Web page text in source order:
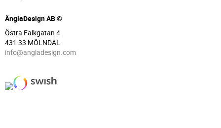
ÄnglaDesign AB ©
Östra Falkgatan 4
431 33 MÖLNDAL
info@angladesign.com